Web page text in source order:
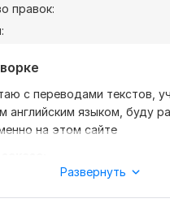
правок:
с переводами текстов,
английским языком, буду
на этом сайте
такую работу чтоб она
, но не дешевле, АТО
Развернуть